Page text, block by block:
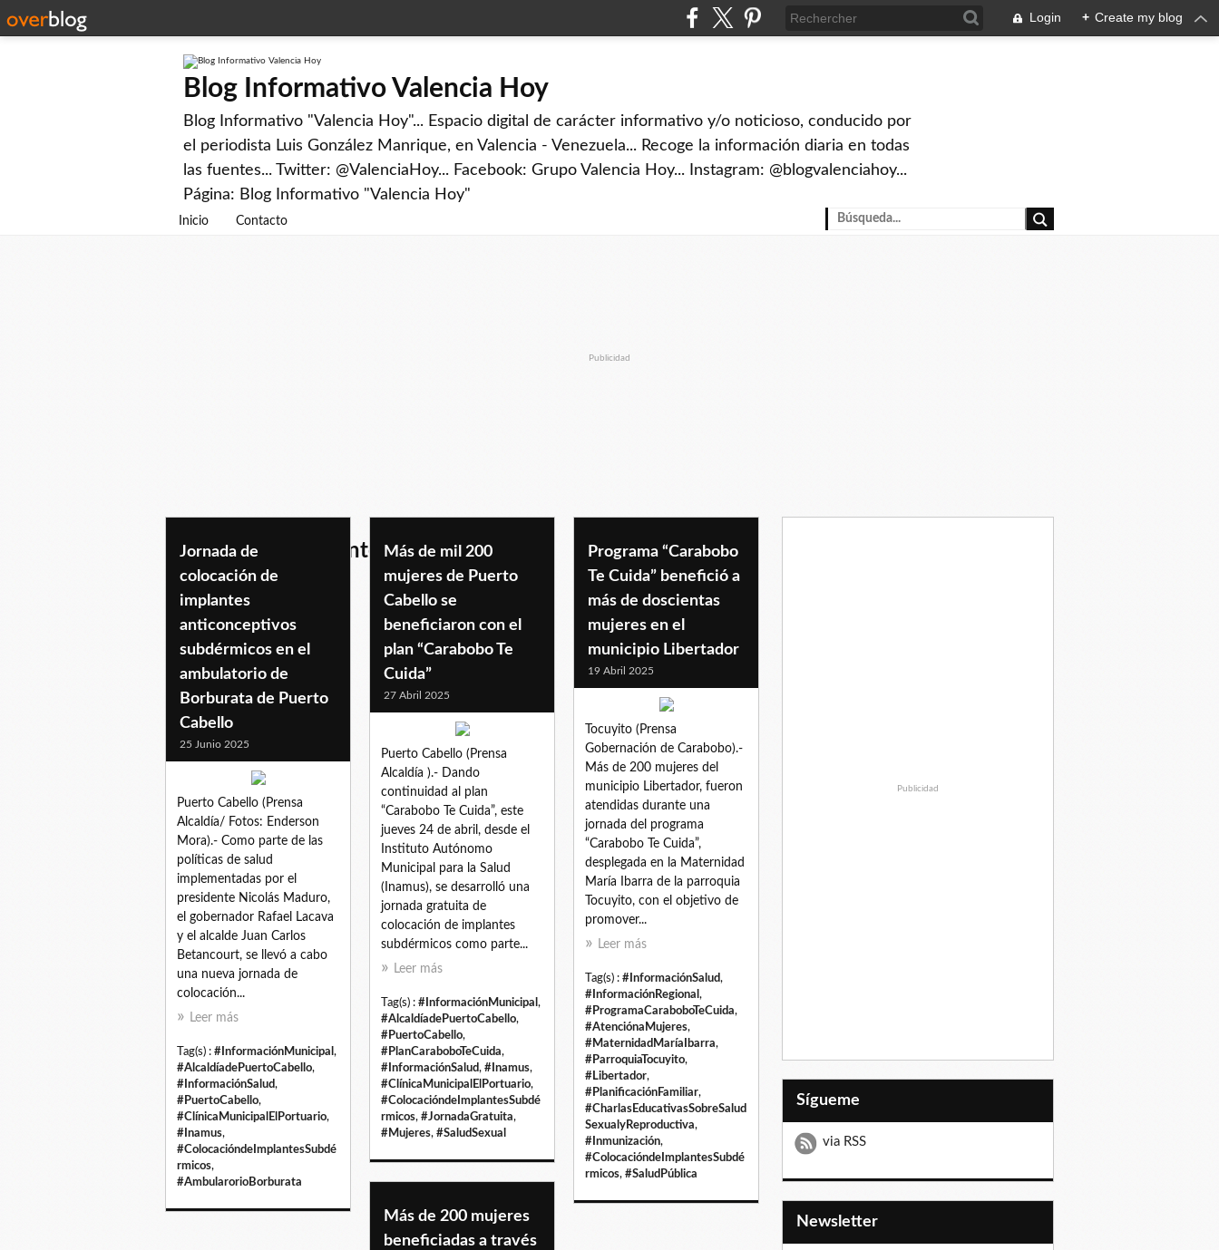
Login + Create my blog
Blog Informativo Valencia Hoy
Blog Informativo "Valencia Hoy"... Espacio digital de carácter informativo y/o noticioso, conducido por
el periodista Luis González Manrique, en Valencia - Venezuela... Recoge la información diaria en todas
las fuentes... Twitter: @ValenciaHoy... Facebook: Grupo Valencia Hoy... Instagram: @blogvalenciahoy...
Página: Blog Informativo "Valencia Hoy"
Inicio Contacto
Publicidad
colocaciondeimplantessubdermicos
Jornada de
colocación de
implantes
anticonceptivos
subdérmicos en el
ambulatorio de
Borburata de Puerto
Cabello
25 Junio 2025
Puerto Cabello (Prensa
Alcaldía/ Fotos: Enderson
Mora).- Como parte de las
políticas de salud
implementadas por el
presidente Nicolás Maduro,
el gobernador Rafael Lacava
y el alcalde Juan Carlos
Betancourt, se llevó a cabo
una nueva jornada de
colocación...
Leer más
Tag(s) : #InformaciónMunicipal ,
#AlcaldíadePuertoCabello,
#InformaciónSalud,
#PuertoCabello,
#ClínicaMunicipalElPortuario,
#Inamus,
#ColocacióndeImplantesSubdé
rmicos,
#AmbularorioBorburata
Más de mil 200
mujeres de Puerto
Cabello se
beneficiaron con el
plan “Carabobo Te
Cuida”
27 Abril 2025
Puerto Cabello (Prensa
Alcaldía ).- Dando
continuidad al plan
“Carabobo Te Cuida”, este
jueves 24 de abril, desde el
Instituto Autónomo
Municipal para la Salud
(Inamus), se desarrolló una
jornada gratuita de
colocación de implantes
subdérmicos como parte...
Leer más
Tag(s) : #InformaciónMunicipal ,
#AlcaldíadePuertoCabello,
#PuertoCabello,
#PlanCaraboboTeCuida,
#InformaciónSalud, #Inamus,
#ClínicaMunicipalElPortuario,
#ColocacióndeImplantesSubdé
rmicos, #JornadaGratuita,
#Mujeres, #SaludSexual
Programa “Carabobo
Te Cuida” benefició a
más de doscientas
mujeres en el
municipio Libertador
19 Abril 2025
Tocuyito (Prensa
Gobernación de Carabobo).-
Más de 200 mujeres del
municipio Libertador, fueron
atendidas durante una
jornada del programa
“Carabobo Te Cuida”,
desplegada en la Maternidad
María Ibarra de la parroquia
Tocuyito, con el objetivo de
promover...
Leer más
Tag(s) : #InformaciónSalud,
#InformaciónRegional ,
#ProgramaCaraboboTeCuida,
#AtenciónaMujeres,
#MaternidadMaríaIbarra,
#ParroquiaTocuyito,
#Libertador,
#PlanificaciónFamiliar,
#CharlasEducativasSobreSalud
SexualyReproductiva,
#Inmunización,
#ColocacióndeImplantesSubdé
rmicos, #SaludPública
Más de 200 mujeres
beneficiadas a través
Publicidad
Sígueme
via RSS
Newsletter